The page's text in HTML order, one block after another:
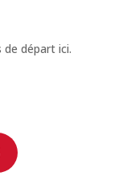
départ ici.